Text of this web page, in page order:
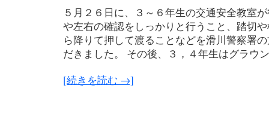
５月２６日に、３～６年生の交通安全教室
や左右の確認をしっかりと行うこと、踏切
ら降りて押して渡ることなどを滑川警察署
だきました。 その後、３，４年生はグラウ
[続きを読む →]